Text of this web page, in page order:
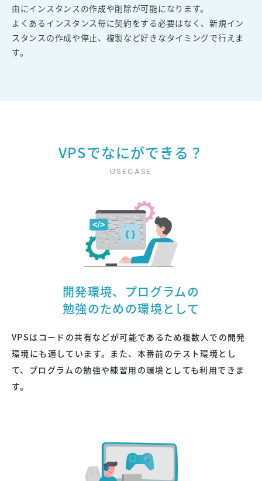
由にインスタンスの作成や削除が可能になります。
よくあるインスタンス毎に契約をする必要はなく、新規イン
スタンスの作成や停止、複製など好きなタイミングで行えま
す。
VPSでなにができる？
開発環境、プログラムの
勉強のための環境として
VPSはコードの共有などが可能であるため複数人での開発
環境にも適しています。また、本番前のテスト環境とし
て、プログラムの勉強や練習用の環境としても利用できま
す。